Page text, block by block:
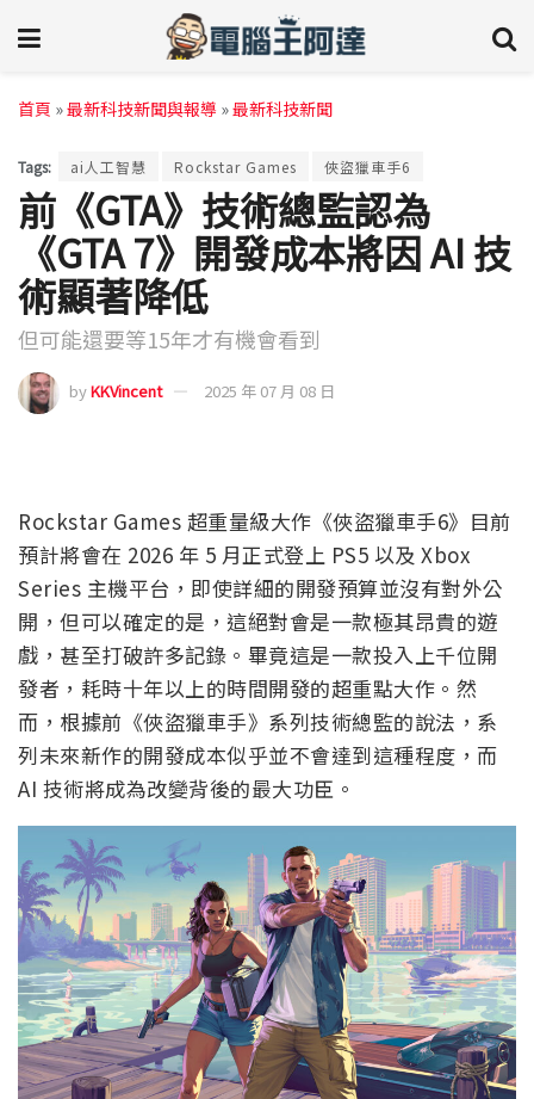
首頁 »最新科技新聞與報導 »最新科技新聞
Tags: ai人工智慧 Rockstar Games 俠盜獵車手6
前《GTA》技術總監認為
《GTA 7》開發成本將因 AI 技
術顯著降低
但可能還要等15年才有機會看到
byKKVincent 2025 年 07 月 08 日
Rockstar Games 超重量級大作《俠盜獵車手6》目前
預計將會在 2026 年 5 月正式登上 PS5 以及 Xbox
Series 主機平台，即使詳細的開發預算並沒有對外公
開，但可以確定的是，這絕對會是一款極其昂貴的遊
戲，甚至打破許多記錄。畢竟這是一款投入上千位開
發者，耗時十年以上的時間開發的超重點大作。然
而，根據前《俠盜獵車手》系列技術總監的說法，系
列未來新作的開發成本似乎並不會達到這種程度，而
AI 技術將成為改變背後的最大功臣。